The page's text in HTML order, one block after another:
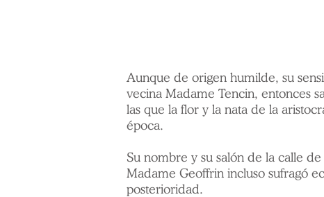
Aunque de origen humilde, su
vecina Madame Tencin, entonces
las que la flor y la nata de la
época.
Su nombre y su salón de la calle
Madame Geoffrin incluso sufragó
posterioridad.